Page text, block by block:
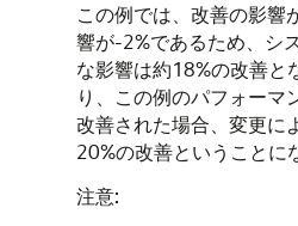
この例では、改善の影響
響が-2%であるため、シ
な影響は約18%の改善と
り、この例のパフォーマ
改善された場合、変更に
20%の改善ということに
注意: